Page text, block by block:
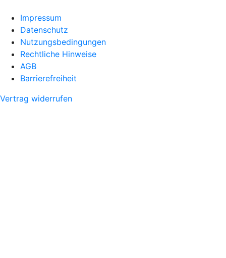
Impressum
Datenschutz
Nutzungsbedingungen
Rechtliche Hinweise
AGB
Barrierefreiheit
Vertrag widerrufen